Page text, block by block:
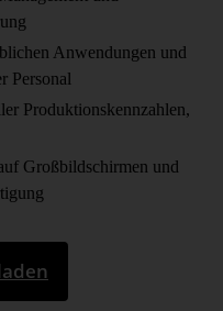
Anwendungen und
Personal
Produktions­kennzahlen,
Großbildschirmen und